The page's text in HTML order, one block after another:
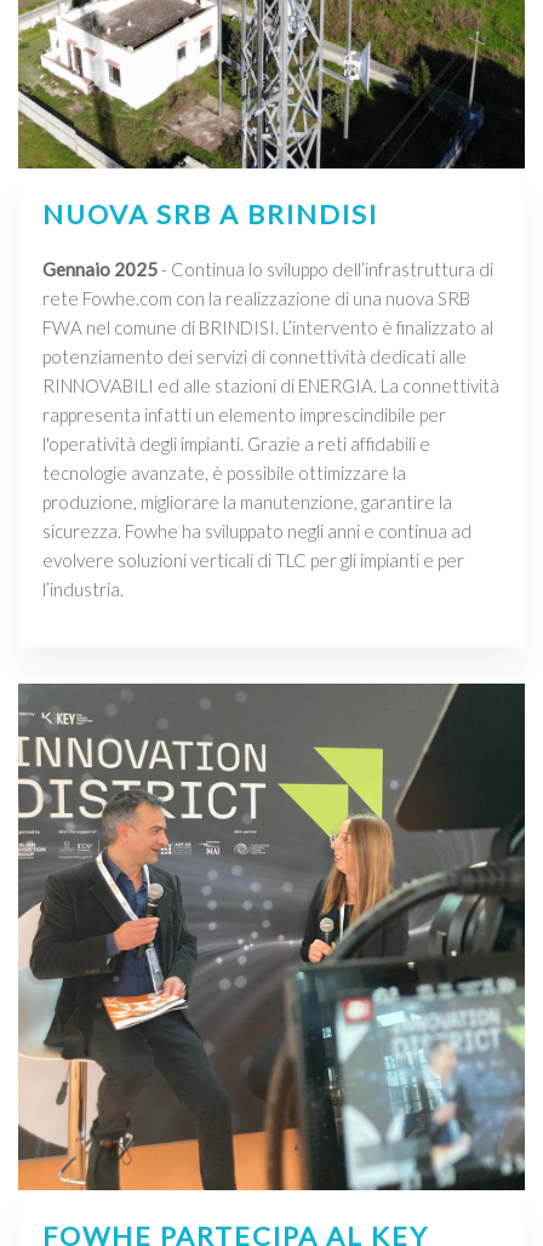
NUOVA SRB A BRINDISI
Gennaio 2025- Continua lo sviluppo dell’infrastruttura di
rete Fowhe.com con la realizzazione di una nuova SRB
FWA nel comune di BRINDISI. L’intervento è finalizzato al
potenziamento dei servizi di connettività dedicati alle
RINNOVABILI ed alle stazioni di ENERGIA. La connettività
rappresenta infatti un elemento imprescindibile per
l'operatività degli impianti. Grazie a reti affidabili e
tecnologie avanzate, è possibile ottimizzare la
produzione, migliorare la manutenzione, garantire la
sicurezza. Fowhe ha sviluppato negli anni e continua ad
evolvere soluzioni verticali di TLC per gli impianti e per
l’industria.
FOWHE PARTECIPA AL KEY